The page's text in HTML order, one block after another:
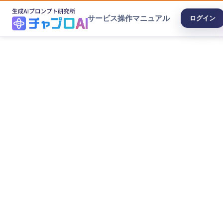
サービス操作マニュアル ログイン